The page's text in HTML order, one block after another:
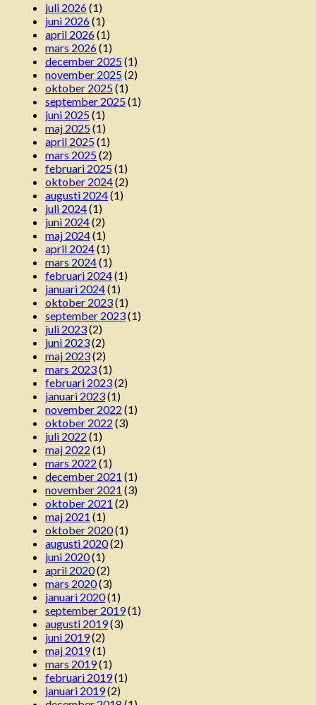
juli 2026(1)
juni 2026(1)
april 2026(1)
mars 2026(1)
december 2025(1)
november 2025(2)
oktober 2025(1)
september 2025(1)
juni 2025(1)
maj 2025(1)
april 2025(1)
mars 2025(2)
februari 2025(1)
oktober 2024(2)
augusti 2024(1)
juli 2024(1)
juni 2024(2)
maj 2024(1)
april 2024(1)
mars 2024(1)
februari 2024(1)
januari 2024(1)
oktober 2023(1)
september 2023(1)
juli 2023(2)
juni 2023(2)
maj 2023(2)
mars 2023(1)
februari 2023(2)
januari 2023(1)
november 2022 (1)
oktober 2022 (3)
juli 2022 (1)
maj 2022 (1)
mars 2022 (1)
december 2021 (1)
november 2021 (3)
oktober 2021 (2)
maj 2021 (1)
oktober 2020(1)
augusti 2020(2)
juni 2020(1)
april 2020(2)
mars 2020(3)
januari 2020(1)
september 2019(1)
augusti 2019(3)
juni 2019(2)
maj 2019(1)
mars 2019(1)
februari 2019(1)
januari 2019(2)